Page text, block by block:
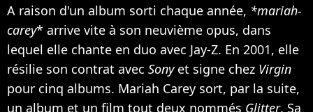
A raison d'un album sorti chaque année, *mariah-
carey* arrive vite à son neuvième opus, dans
lequel elle chante en duo avec Jay-Z. En 2001, elle
résilie son contrat avec Sonyet signe chez Virgin
pour cinq albums. Mariah Carey sort, par la suite,
un album et un film tout deux nommés Glitter. Sa